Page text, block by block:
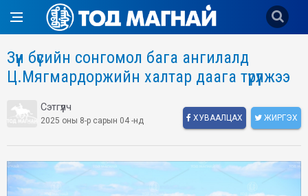
Зүүн бүсийн сонгомол бага ангилалд
Ц.Мягмардоржийн халтар даага түрүүлжээ
Сэтгүүлч
2025 оны 8-р сарын 04 -нд ХУВААЛЦАХ ЖИРГЭХ